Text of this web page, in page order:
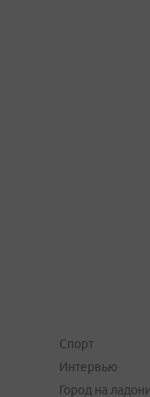
Спорт
Интервью
Город на ладони